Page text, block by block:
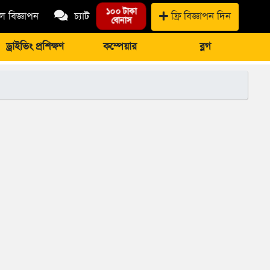
বিজ্ঞাপন চ্যাট ১০০ টাকা
বোনাস ফ্রি বিজ্ঞাপন দিন
ড্রাইভিং প্রশিক্ষণ কম্পেয়ার ব্লগ